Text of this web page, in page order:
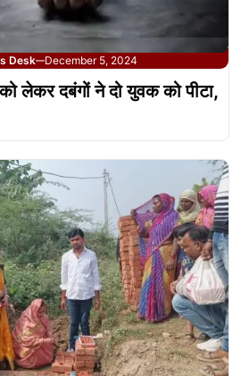
Desk—December 5, 2024
लेकर दबंगों ने दो युवक को पीटा,